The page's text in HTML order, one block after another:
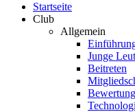
Startseite
Club
Allgemein
Junge
Beitreten